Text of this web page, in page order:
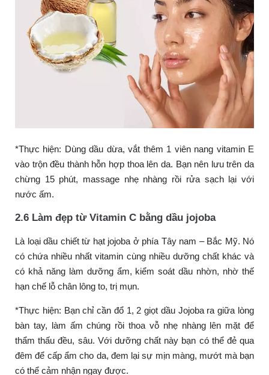
*Thực hiện: Dùng dầu dừa, vắt thêm 1 viên nang vitamin E
vào trộn đều thành hỗn hợp thoa lên da. Bạn nên lưu trên da
chừng 15 phút, massage nhẹ nhàng rồi rửa sạch lại với
nước ấm.
2.6 Làm đẹp từ Vitamin C bằng dầu jojoba
Là loại dầu chiết từ hạt jojoba ở phía Tây nam – Bắc Mỹ. Nó
có chứa nhiều nhất vitamin cùng nhiều dưỡng chất khác và
có khả năng làm dưỡng ẩm, kiểm soát dầu nhờn, nhờ thế
hạn chế lỗ chân lông to, trị mụn.
*Thực hiện: Bạn chỉ cần đổ 1, 2 giọt dầu Jojoba ra giữa lòng
bàn tay, làm ấm chúng rồi thoa vỗ nhẹ nhàng lên mặt để
thẩm thấu đều, sâu. Với dưỡng chất này bạn có thể đẻ qua
đêm để cấp ẩm cho da, đem lại sự mịn màng, mướt mà bạn
có thể cảm nhận ngay được.